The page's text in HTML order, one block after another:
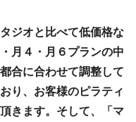
ジオと比べて低価格な
月４・月６プランの中
合に合わせて調整して
り、お客様のピラティ
きます。そして、「マ